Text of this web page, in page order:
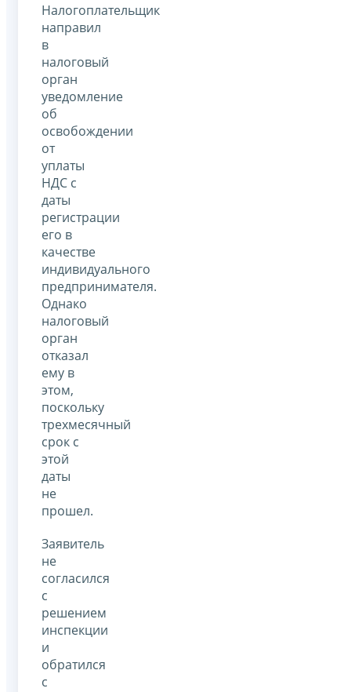
Налогоплательщик
направил
в
налоговый
орган
уведомление
об
освобождении
от
уплаты
НДС с
даты
регистрации
его в
качестве
индивидуального
предпринимателя.
Однако
налоговый
орган
отказал
ему в
этом,
поскольку
трехмесячный
срок с
этой
даты
не
прошел.
Заявитель
не
согласился
с
решением
инспекции
и
обратился
с